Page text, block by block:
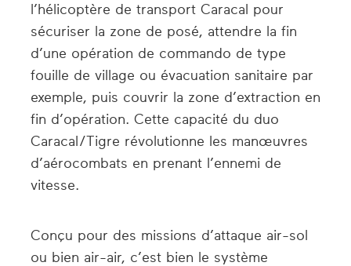
l’hélicoptère de transport Caracal pour
sécuriser la zone de posé, attendre la fin
d’une opération de commando de type
fouille de village ou évacuation sanitaire par
exemple, puis couvrir la zone d’extraction en
fin d’opération. Cette capacité du duo
Caracal/Tigre révolutionne les manœuvres
d’aérocombats en prenant l’ennemi de
vitesse.
Conçu pour des missions d’attaque air-sol
ou bien air-air, c’est bien le système